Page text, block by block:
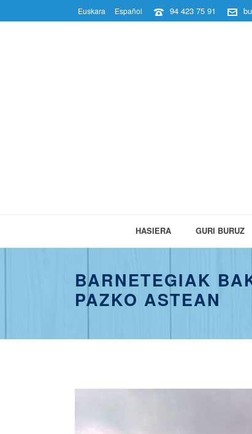
Euskara Español 94 423 75 91
HASIERA GURI BURUZ
BARNETEGIAK
PAZKO ASTEAN